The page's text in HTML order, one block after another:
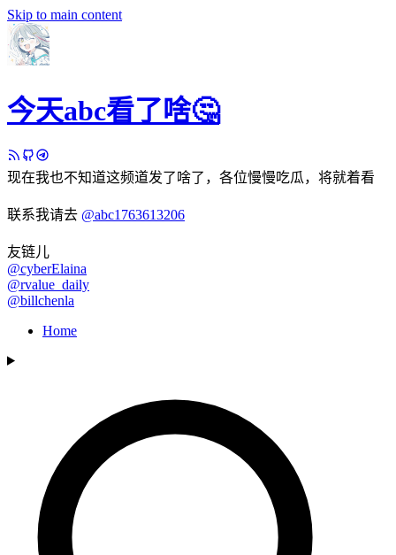
Skip to main content
今天abc看了啥🤔
现在我也不知道这频道发了啥了，各位慢慢吃瓜，将就着看
联系我请去 @abc1763613206
友链儿
@cyberElaina
@rvalue_daily
@billchenla
Home